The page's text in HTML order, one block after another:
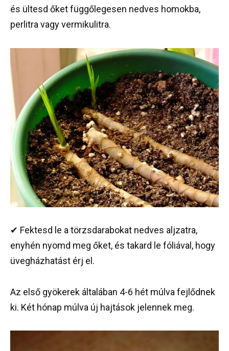
és ültesd őket függőlegesen nedves homokba,
perlitra vagy vermikulitra.
✔ Fektesd le a törzsdarabokat nedves aljzatra,
enyhén nyomd meg őket, és takard le fóliával, hogy
üvegházhatást érj el.
Az első gyökerek általában 4-6 hét múlva fejlődnek
ki. Két hónap múlva új hajtások jelennek meg.